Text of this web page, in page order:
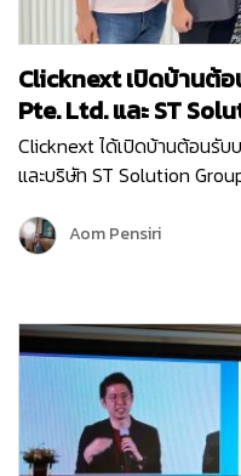
Clicknext เปิดบ้านต้
Pte. Ltd. และ ST
Clicknext ได้เปิดบ้านต้อนรั
และบริษัท ST Solution
เยี่ยมครั้งนี้ก็เพื่อมาพูดคุยแลก
Aom Pensiri